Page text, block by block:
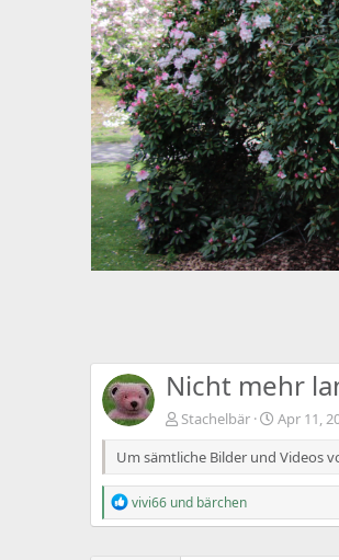
Nicht mehr
Stachelbär
Apr 11,
Um sämtliche Bilder und Videos
R
e
vivi66 und bärchen